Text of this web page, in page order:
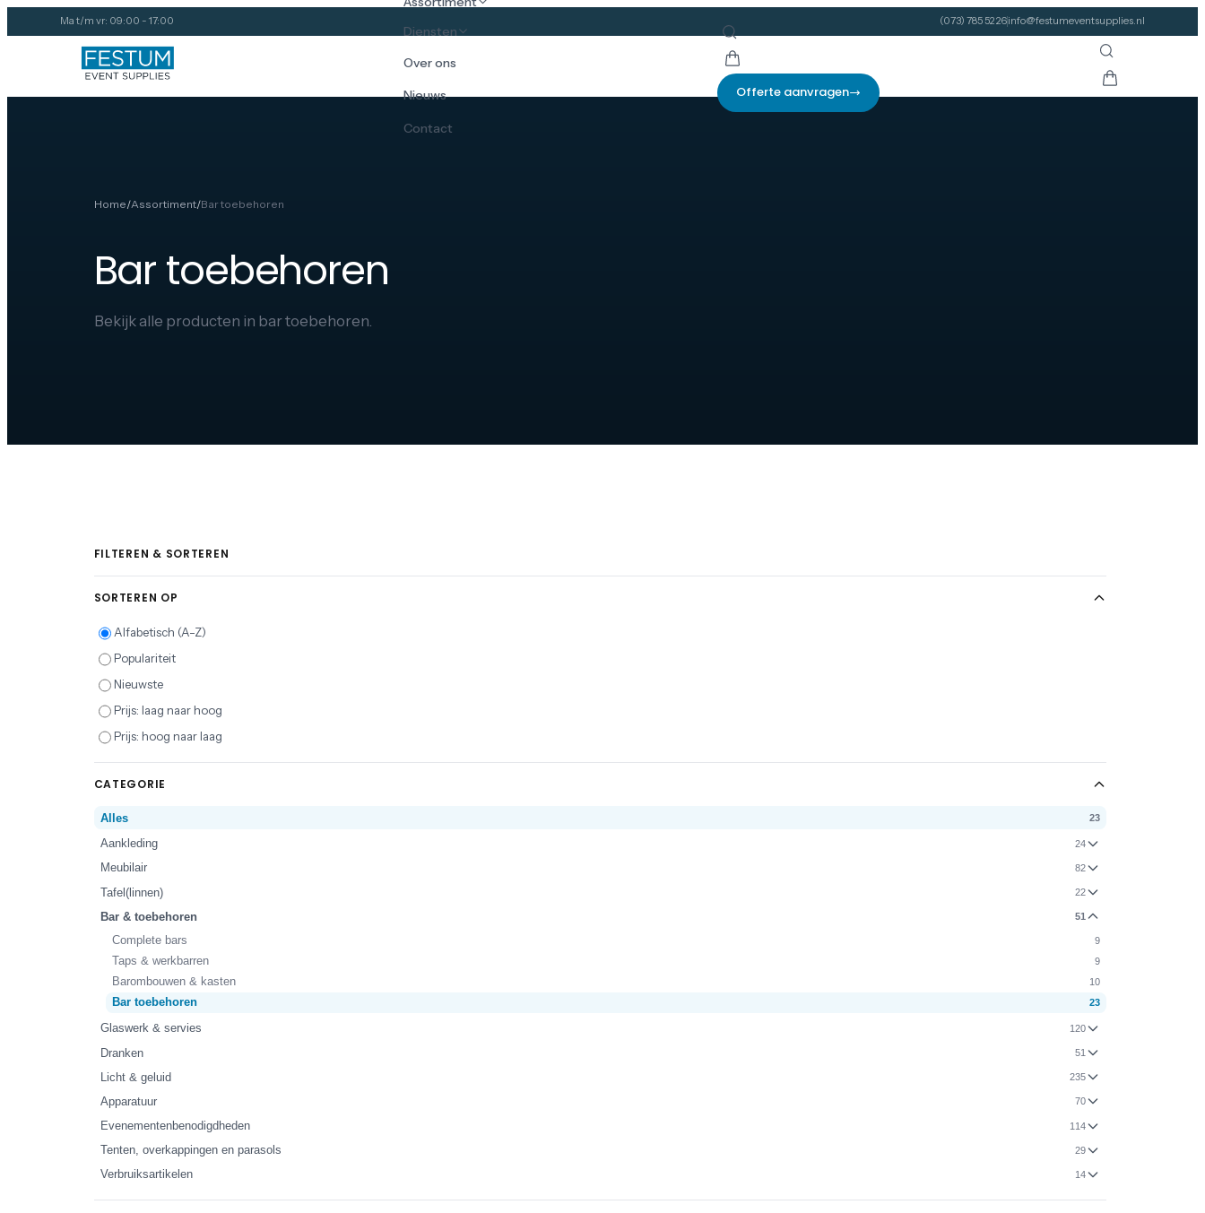
Ma t/m vr: 09:00 - 17:00 (073) 785 52 26info@festumeventsupplies.nl
Diensten
Over ons
Nieuws
Contact
Offerte aanvragen
Home/Assortiment/Bar toebehoren
Bar toebehoren
Bekijk alle producten in bar toebehoren.
FILTEREN & SORTEREN
SORTEREN OP
Alfabetisch (A-Z)
Populariteit
Nieuwste
Prijs: laag naar hoog
Prijs: hoog naar laag
CATEGORIE
Alles 23
Aankleding 24
Meubilair 82
Tafel(linnen) 22
Bar & toebehoren 51
Complete bars 9
Taps & werkbarren 9
Barombouwen & kasten 10
Bar toebehoren 23
Glaswerk & servies 120
Dranken 51
Licht & geluid 235
Apparatuur 70
Evenementenbenodigdheden 114
Tenten, overkappingen en parasols 29
Verbruiksartikelen 14